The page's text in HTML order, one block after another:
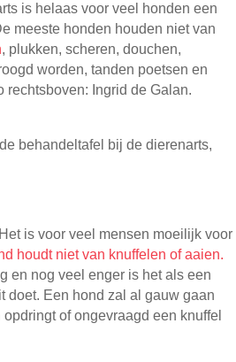
is helaas voor veel honden een
meeste honden houden niet van
, plukken, scheren, douchen,
worden, tanden poetsen en
rechtsboven: Ingrid de Galan.
behandeltafel bij de dierenarts,
Het is voor veel mensen moeilijk voor
houdt niet van knuffelen of aaien.
en nog veel enger is het als een
doet. Een hond zal al gauw gaan
of ongevraagd een knuffel